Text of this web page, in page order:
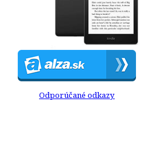
Odporúčané odkazy